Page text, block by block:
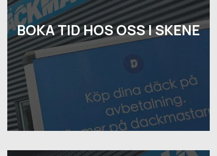
BOKA TID HOS OSS I SKENE